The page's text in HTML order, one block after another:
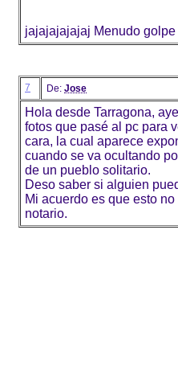
jajajajajajaj Menudo
7 De: Jose
Hola desde Tarragona,
fotos que pasé al pc para
cara, la cual aparece
cuando se va ocultando
de un pueblo solitario.
Deso saber si alguien
Mi acuerdo es que esto
notario.